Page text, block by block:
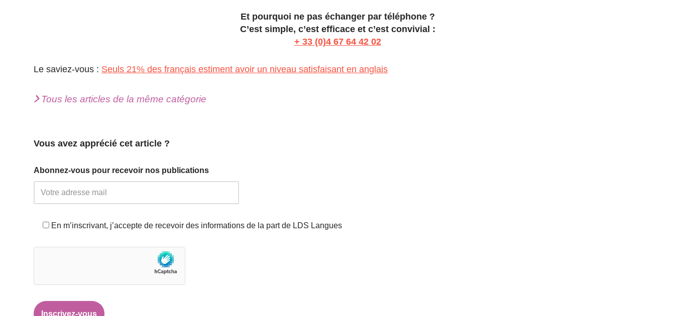
Et pourquoi ne pas échanger par téléphone ?
C’est simple, c’est efficace et c’est convivial :
+ 33 (0)4 67 64 42 02
Le saviez-vous : Seuls 21% des français estiment avoir un niveau satisfaisant en anglais
Tous les articles de la même catégorie
Vous avez apprécié cet article ?
Abonnez-vous pour recevoir nos publications
En m’inscrivant, j’accepte de recevoir des informations de la part de LDS Langues